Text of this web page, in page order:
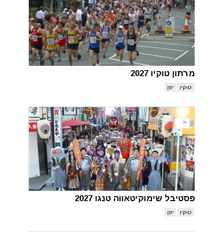
מרתון טוקיו 2027
טוקיו יפן
פסטיבל שימוקיטאווה טנגו 2027
טוקיו יפן